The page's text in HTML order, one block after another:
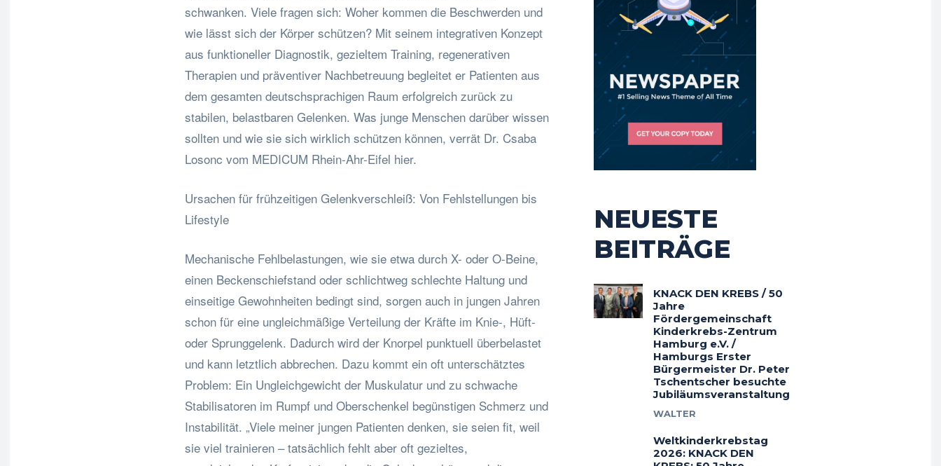
schwanken. Viele fragen sich: Woher kommen die Beschwerden und
wie lässt sich der Körper schützen? Mit seinem integrativen Konzept
aus funktioneller Diagnostik, gezieltem Training, regenerativen
Therapien und präventiver Nachbetreuung begleitet er Patienten aus
dem gesamten deutschsprachigen Raum erfolgreich zurück zu
stabilen, belastbaren Gelenken. Was junge Menschen darüber wissen
sollten und wie sie sich wirklich schützen können, verrät Dr. Csaba
Losonc vom MEDICUM Rhein-Ahr-Eifel hier.
Ursachen für frühzeitigen Gelenkverschleiß: Von Fehlstellungen bis
Lifestyle
Mechanische Fehlbelastungen, wie sie etwa durch X- oder O-Beine,
einen Beckenschiefstand oder schlichtweg schlechte Haltung und
einseitige Gewohnheiten bedingt sind, sorgen auch in jungen Jahren
schon für eine ungleichmäßige Verteilung der Kräfte im Knie-, Hüft-
oder Sprunggelenk. Dadurch wird der Knorpel punktuell überbelastet
und kann letztlich abbrechen. Dazu kommt ein oft unterschätztes
Problem: Ein Ungleichgewicht der Muskulatur und zu schwache
Stabilisatoren im Rumpf und Oberschenkel begünstigen Schmerz und
Instabilität. „Viele meiner jungen Patienten denken, sie seien fit, weil
sie viel trainieren – tatsächlich fehlt aber oft gezieltes,
NEUESTE
BEITRÄGE
KNACK DEN KREBS / 50
Jahre
Fördergemeinschaft
Kinderkrebs-Zentrum
Hamburg e.V. /
Hamburgs Erster
Bürgermeister Dr. Peter
Tschentscher besuchte
Jubiläumsveranstaltung
WALTER
Weltkinderkrebstag
2026: KNACK DEN